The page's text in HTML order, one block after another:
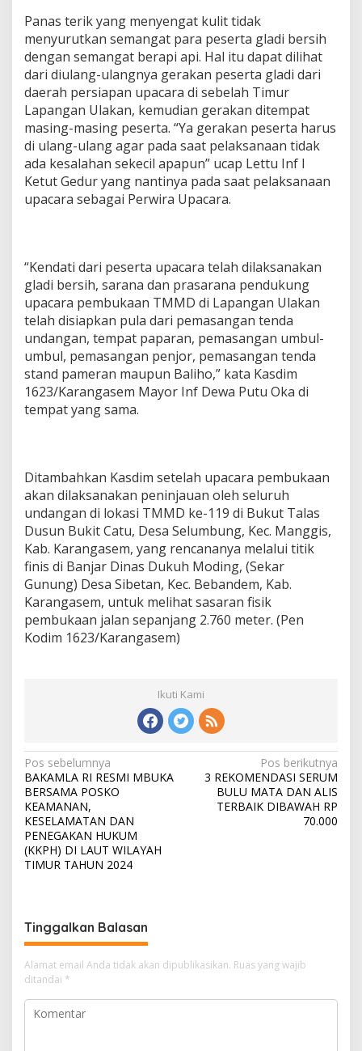
Panas terik yang menyengat kulit tidak
menyurutkan semangat para peserta gladi bersih
dengan semangat berapi api. Hal itu dapat dilihat
dari diulang-ulangnya gerakan peserta gladi dari
daerah persiapan upacara di sebelah Timur
Lapangan Ulakan, kemudian gerakan ditempat
masing-masing peserta. “Ya gerakan peserta harus
di ulang-ulang agar pada saat pelaksanaan tidak
ada kesalahan sekecil apapun” ucap Lettu Inf I
Ketut Gedur yang nantinya pada saat pelaksanaan
upacara sebagai Perwira Upacara.
“Kendati dari peserta upacara telah dilaksanakan
gladi bersih, sarana dan prasarana pendukung
upacara pembukaan TMMD di Lapangan Ulakan
telah disiapkan pula dari pemasangan tenda
undangan, tempat paparan, pemasangan umbul-
umbul, pemasangan penjor, pemasangan tenda
stand pameran maupun Baliho,” kata Kasdim
1623/Karangasem Mayor Inf Dewa Putu Oka di
tempat yang sama.
Ditambahkan Kasdim setelah upacara pembukaan
akan dilaksanakan peninjauan oleh seluruh
undangan di lokasi TMMD ke-119 di Bukut Talas
Dusun Bukit Catu, Desa Selumbung, Kec. Manggis,
Kab. Karangasem, yang rencananya melalui titik
finis di Banjar Dinas Dukuh Moding, (Sekar
Gunung) Desa Sibetan, Kec. Bebandem, Kab.
Karangasem, untuk melihat sasaran fisik
pembukaan jalan sepanjang 2.760 meter. (Pen
Kodim 1623/Karangasem)
Ikuti Kami
N
a
v
i
g
i
p
o
s
Pos sebelumnya
BAKAMLA RI RESMI MBUKA
BERSAMA POSKO
KEAMANAN,
KESELAMATAN DAN
PENEGAKAN HUKUM
(KKPH) DI LAUT WILAYAH
TIMUR TAHUN 2024
Pos berikutnya
3 REKOMENDASI SERUM
BULU MATA DAN ALIS
TERBAIK DIBAWAH RP
70.000
Tinggalkan Balasan
Alamat email Anda tidak akan dipublikasikan. Ruas yang wajib
ditandai *